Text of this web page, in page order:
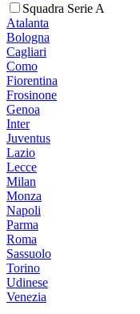
Squadra Serie A
Atalanta
Bologna
Cagliari
Como
Fiorentina
Frosinone
Genoa
Inter
Juventus
Lazio
Lecce
Milan
Monza
Napoli
Parma
Roma
Sassuolo
Torino
Udinese
Venezia